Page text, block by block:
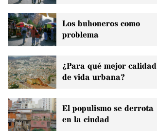
Los buhoneros como
problema
¿Para qué mejor calidad
de vida urbana?
El populismo se derrota
en la ciudad